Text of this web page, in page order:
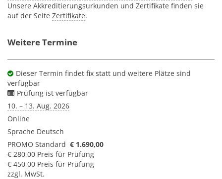
Unsere Akkreditierungsurkunden und Zertifikate finden sie
auf der Seite Zertifikate.
Weitere Termine
Dieser Termin findet fix statt und weitere Plätze sind
verfügbar
Prüfung ist verfügbar
10. – 13. Aug. 2026
Online
Sprache Deutsch
PROMO Standard € 1.690,00
€ 280,00 Preis für Prüfung
€ 450,00 Preis für Prüfung
zzgl. MwSt.